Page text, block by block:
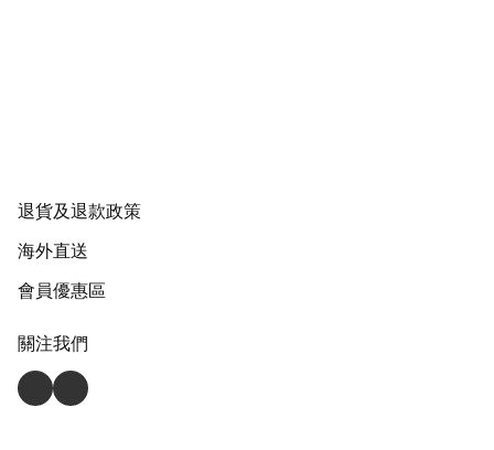
退貨及退款政策
海外直送
會員優惠區
關注我們